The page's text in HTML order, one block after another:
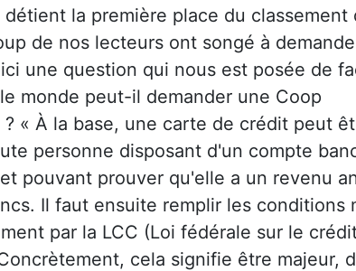
détient la première place du classement
de nos lecteurs ont songé à
une question qui nous est posée de
monde peut-il demander une Coop
? « À la base, une carte de crédit peut
personne disposant d'un compte
pouvant prouver qu'elle a un revenu
Il faut ensuite remplir les conditions
par la LCC (Loi fédérale sur le
cela signifie être majeur,